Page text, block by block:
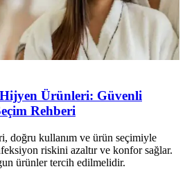
Ürünleri: Güvenli
Rehberi
doğru kullanım ve ürün seçimiyle
riskini azaltır ve konfor sağlar.
ürünler tercih edilmelidir.